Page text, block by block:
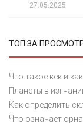
27.05.2025
ТОП ЗА
Что такое кек и
Планеты в
Как определить
Что означает